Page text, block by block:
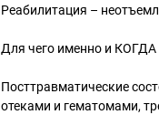
Реабилитация –
Для чего именно и КОГДА
Посттравматические
отеками и гематомами,